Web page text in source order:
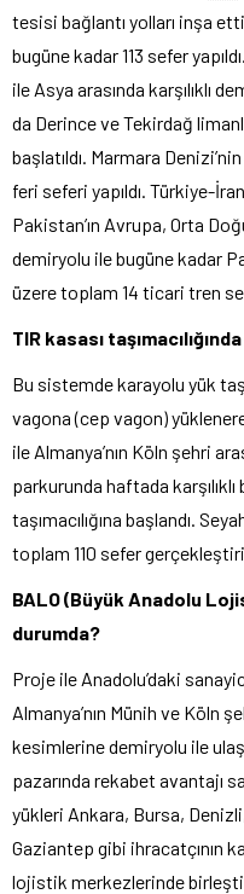
tesisi bağlantı yolları inşa
bugüne kadar 113 sefer
ile Asya arasında karşılıklı
da Derince ve Tekirdağ
başlatıldı. Marmara
feri seferi yapıldı. Türkiye-
Pakistan’ın Avrupa, Orta
demiryolu ile bugüne kadar
üzere toplam 14 ticari tren
TIR kasası
Bu sistemde karayolu yük
vagona (cep vagon)
ile Almanya’nın Köln şehri
parkurunda haftada
taşımacılığına başlandı.
toplam 110 sefer
BALO (Büyük Anadolu
durumda?
Proje ile Anadolu’daki
Almanya’nın Münih ve Köln
kesimlerine demiryolu ile
pazarında rekabet avantajı
yükleri Ankara, Bursa,
Gaziantep gibi ihracatçının
lojistik merkezlerinde